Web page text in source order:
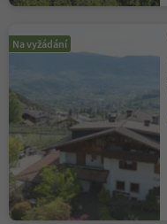
Na vyžádání